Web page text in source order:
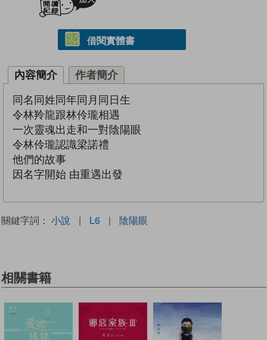
借閱實體書
內容簡介 作者簡介
同名同姓同年同月同日生
令林羚龍跟林伶瓏相遇
一次靈魂出走和一對陰陽眼
令林伶瓏認識梁諾禮
他們的故事
因名字開始 由重遇出發
關鍵字詞： 小說 | L6 | 陰陽眼
相關書籍